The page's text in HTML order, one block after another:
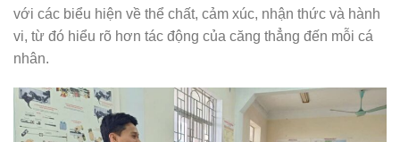
với các biểu hiện về thể chất, cảm xúc, nhận thức và hành
vi, từ đó hiểu rõ hơn tác động của căng thẳng đến mỗi cá
nhân.